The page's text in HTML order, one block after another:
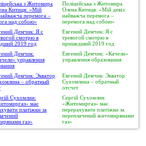
Поліцейська з Житомира
Олена Китиця: «Мій девіз:
найважча перемога –
перемога над собою»
Евгений Демчик: Я с
тревогой смотрю в
пришедший 2019 год
Евгений Демчик: «Качели»
управления образования
Евгений Демчик: Экватор
Сухомлина – обратный
отсчет
Сергій Сухомлин:
«Житомиргаз» має
перерахувати платіжки за
переплачений житомирянами
газ»